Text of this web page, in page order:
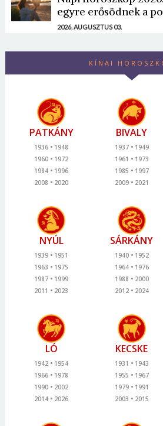
egyre erősödnek a
2026. AUGUSZTUS 03.
KÍNAI
PATKÁNY
1936
1948
1960
1972
1984
1996
2008
2020
BIVALY
1937
1949
1961
1973
1985
1997
2009
2021
NYÚL
1939
1951
1963
1975
1987
1999
2011
2023
SÁRKÁNY
1940
1952
1964
1976
1988
2000
2012
2024
LÓ
1942
1954
1966
1978
1990
2002
2014
2026
KECSKE
1931
1943
1955
1967
1979
1991
2003
2015